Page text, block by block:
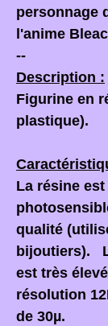
personnage
l'anime
--
Description :
Figurine en
plastique).
La résine
qualité
bijoutiers).
est très
résolution
de 30µ.